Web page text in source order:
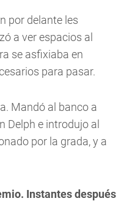
por delante les
a ver espacios al
se asfixiaba en
para pasar.
Mandó al banco a
Delph e introdujo al
por la grada, y a
Instantes después